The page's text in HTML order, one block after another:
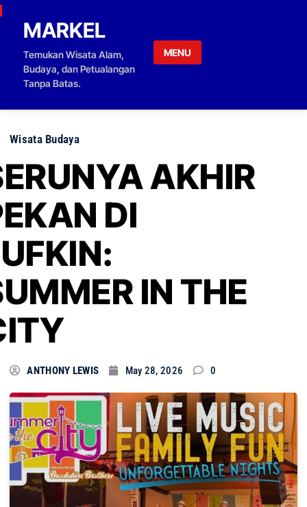
Skip to content
MARKEL
Temukan Wisata Alam,
Budaya, dan Petualangan
Tanpa Batas.
MENU
Wisata Budaya
AKHIR
DI
IN THE
ANTHONY LEWIS May 28, 2026 0